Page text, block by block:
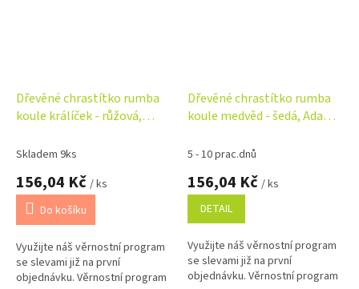
Dřevěné chrastítko rumba
koule králíček - růžová,
Skladem 9ks
156,04 Kč / ks
Do košíku
Využijte náš věrnostní program
se slevami již na první
objednávku. Věrnostní program
Dřevěné chrastítko rumba
koule medvěd - šedá, Adam
5 - 10 prac.dnů
156,04 Kč / ks
DETAIL
Využijte náš věrnostní program
se slevami již na první
objednávku. Věrnostní program